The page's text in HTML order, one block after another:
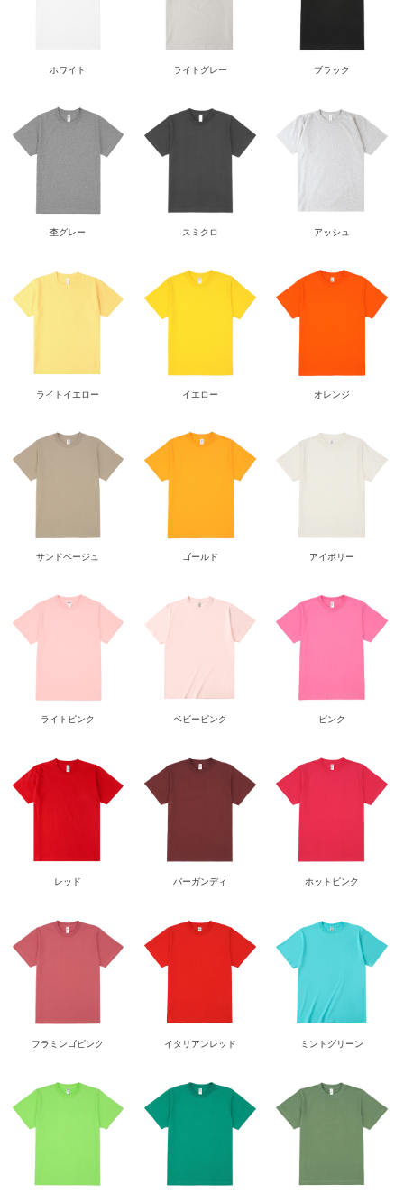
ホワイト ライトグレー ブラック
杢グレー スミクロ アッシュ
ライトイエロー イエロー オレンジ
サンドベージュ ゴールド アイボリー
ライトピンク ベビーピンク ピンク
レッド バーガンディ ホットピンク
フラミンゴピンク イタリアンレッド ミントグリーン